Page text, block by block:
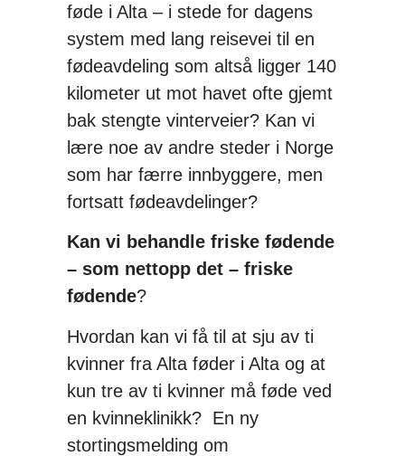
føde i Alta – i stede for dagens
system med lang reisevei til en
fødeavdeling som altså ligger 140
kilometer ut mot havet ofte gjemt
bak stengte vinterveier? Kan vi
lære noe av andre steder i Norge
som har færre innbyggere, men
fortsatt fødeavdelinger?
Kan vi behandle friske fødende
– som nettopp det – friske
fødende?
Hvordan kan vi få til at sju av ti
kvinner fra Alta føder i Alta og at
kun tre av ti kvinner må føde ved
en kvinneklinikk? En ny
stortingsmelding om